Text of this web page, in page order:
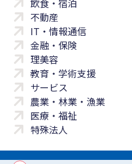
不動産
IT・情報通信
金融・保険
理美容
教育・学術支援
サービス
農業・林業・漁業
医療・福祉
特殊法人